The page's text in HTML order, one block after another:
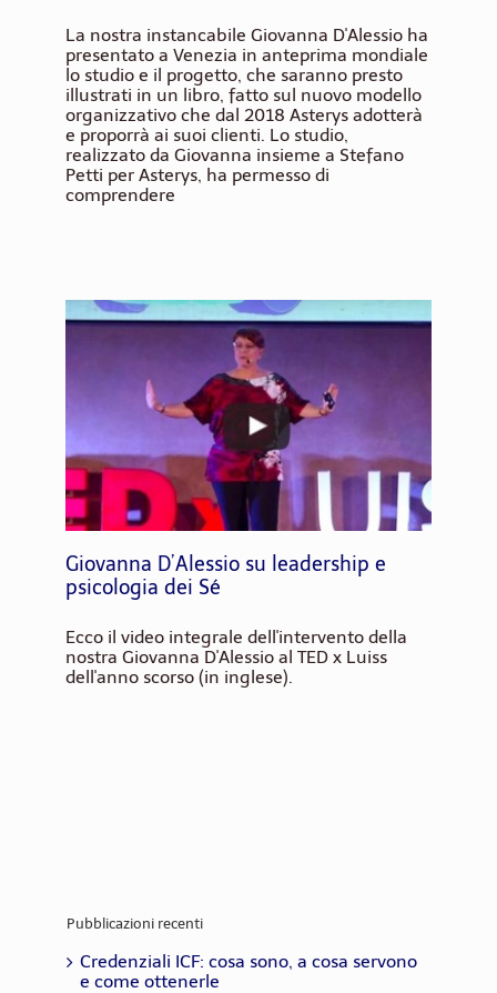
La nostra instancabile Giovanna D'Alessio ha
presentato a Venezia in anteprima mondiale
lo studio e il progetto, che saranno presto
illustrati in un libro, fatto sul nuovo modello
organizzativo che dal 2018 Asterys adotterà
e proporrà ai suoi clienti. Lo studio,
realizzato da Giovanna insieme a Stefano
Petti per Asterys, ha permesso di
comprendere
Giovanna D’Alessio su leadership e
psicologia dei Sé
Ecco il video integrale dell'intervento della
nostra Giovanna D'Alessio al TED x Luiss
dell'anno scorso (in inglese).
Pubblicazioni recenti
Credenziali ICF: cosa sono, a cosa servono
e come ottenerle